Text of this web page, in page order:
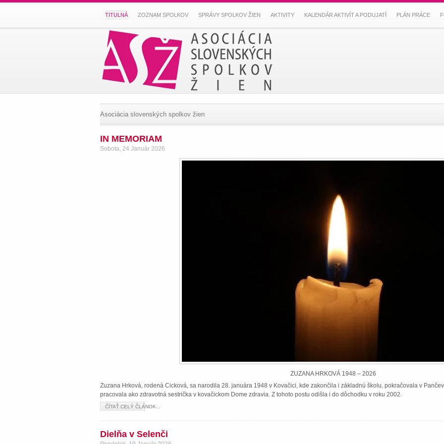
TITULNÁ ZOZNAM SPOLKOV SPRÁVY SPOLKOV ŽIEN AKTIVITY KALENDÁR AKTIVÍT A PODUJATÍ PLÁN PRÁCE
Asociácia slovenských spolkov žien
IN MEMORIAM
Sobota, 24 Január 2026
ZUZANA HRKOVÁ 1948 – 2026
Zuzana Hrková, rodená Cicková, sa narodila 28. januára 1948 v Kovačici, kde zakončila i základnú školu, pokračovala v
pracovala ako zdravotná sestrička v kovačickom Dome zdravia. Z tohoto postu odišla i do dôchodku v roku 2002.
ČÍTAŤ CELÝ ČLÁNOK...
Dielňa v Selenči